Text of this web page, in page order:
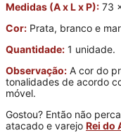
Medidas (A x L x P): 73
Cor: Prata, branco e
Quantidade: 1 unidade.
Observação: A cor do
tonalidades de acordo
móvel.
Gostou? Então não
atacado e varejo Rei do